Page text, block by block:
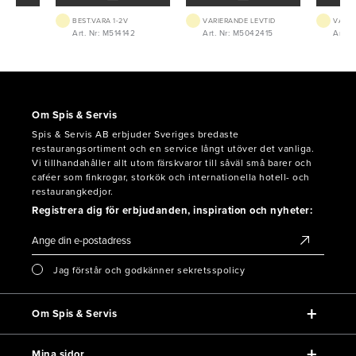
BEST.VARA 1-2V
Art. Nr: M514142
VARIERANDE LEVTID
Art. Nr: M5042415 Art.
Om Spis & Servis
Spis & Servis AB erbjuder Sveriges bredaste
restaurangsortiment och en service långt utöver det vanliga.
Vi tillhandahåller allt utom färskvaror till såväl små barer och
caféer som finkrogar, storkök och internationella hotell- och
restaurangkedjor.
Registrera dig för erbjudanden, inspiration och nyheter:
Jag förstår och godkänner sekretsspolicy
Om Spis & Servis